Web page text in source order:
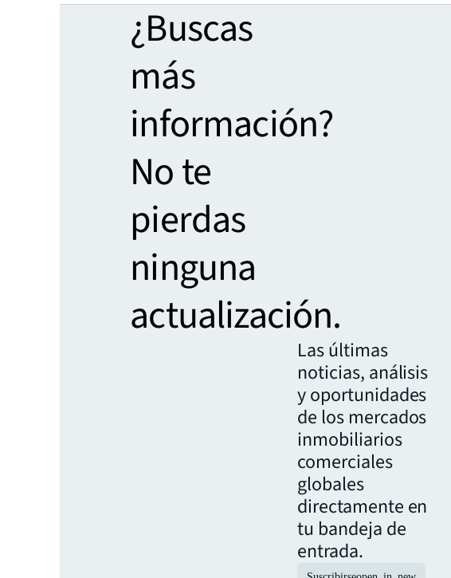
¿Buscas
más
información?
No te
pierdas
ninguna
actualización.
Las últimas
noticias, análisis
y oportunidades
de los mercados
inmobiliarios
comerciales
globales
directamente en
tu bandeja de
entrada.